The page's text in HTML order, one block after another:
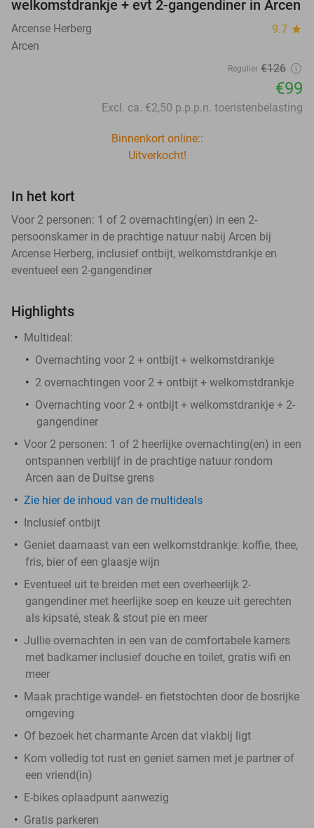
welkomstdrankje + evt 2-gangendiner in Arcen
Arcense Herberg 9.7 star
Arcen
Regulier €126
€99
Excl. ca. €2,50 p.p.p.n. toeristenbelasting
Binnenkort online::
Uitverkocht!
In het kort
Voor 2 personen: 1 of 2 overnachting(en) in een 2-
persoonskamer in de prachtige natuur nabij Arcen bij
Arcense Herberg, inclusief ontbijt, welkomstdrankje en
eventueel een 2-gangendiner
Highlights
Multideal:
Overnachting voor 2 + ontbijt + welkomstdrankje
2 overnachtingen voor 2 + ontbijt + welkomstdrankje
Overnachting voor 2 + ontbijt + welkomstdrankje + 2-
gangendiner
Voor 2 personen: 1 of 2 heerlijke overnachting(en) in een
ontspannen verblijf in de prachtige natuur rondom
Arcen aan de Duitse grens
Zie hier de inhoud van de multideals
Inclusief ontbijt
Geniet daarnaast van een welkomstdrankje: koffie, thee,
fris, bier of een glaasje wijn
Eventueel uit te breiden met een overheerlijk 2-
gangendiner met heerlijke soep en keuze uit gerechten
als kipsaté, steak & stout pie en meer
Jullie overnachten in een van de comfortabele kamers
met badkamer inclusief douche en toilet, gratis wifi en
meer
Maak prachtige wandel- en fietstochten door de bosrijke
omgeving
Of bezoek het charmante Arcen dat vlakbij ligt
Kom volledig tot rust en geniet samen met je partner of
een vriend(in)
E-bikes oplaadpunt aanwezig
Gratis parkeren